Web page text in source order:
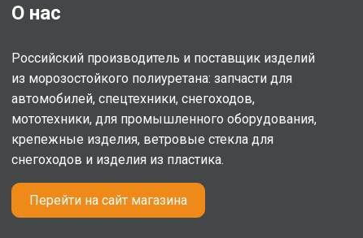
О нас
Российский производитель и поставщик изделий
из морозостойкого полиуретана: запчасти для
автомобилей, спецтехники, снегоходов,
мототехники, для промышленного оборудования,
крепежные изделия, ветровые стекла для
снегоходов и изделия из пластика.
Перейти на сайт магазина